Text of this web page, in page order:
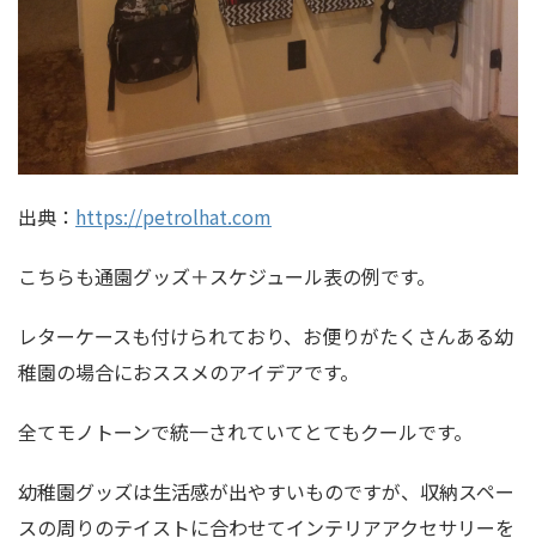
出典： https://petrolhat.com
こちらも通園グッズ＋スケジュール表の例です。
レターケースも付けられており、お便りがたくさんある幼
稚園の場合におススメのアイデアです。
全てモノトーンで統一されていてとてもクールです。
幼稚園グッズは生活感が出やすいものですが、収納スペー
スの周りのテイストに合わせてインテリアアクセサリーを